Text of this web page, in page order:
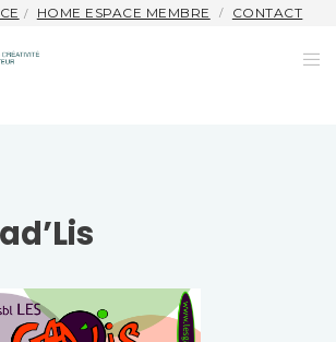
HOME ESPACE MEMBRE CONTACT